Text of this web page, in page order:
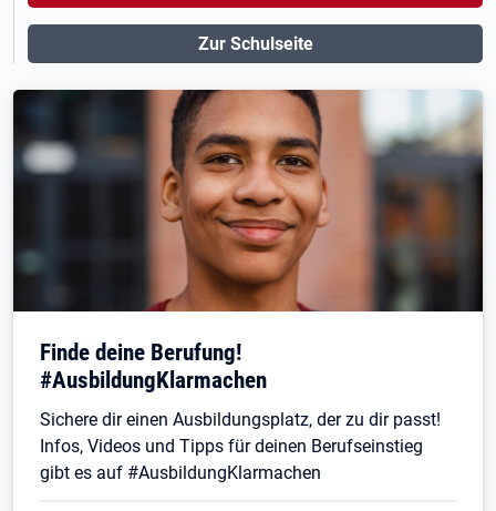
Zur Schulseite
Finde deine Berufung!
#AusbildungKlarmachen
Sichere dir einen Ausbildungsplatz, der zu dir passt!
Infos, Videos und Tipps für deinen Berufseinstieg
gibt es auf #AusbildungKlarmachen